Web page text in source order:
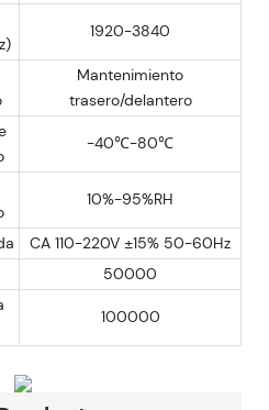
1920-3840
Mantenimiento
trasero/delantero
-40℃-80℃
10%-95%RH
CA 110-220V ±15% 50-60Hz
50000
100000